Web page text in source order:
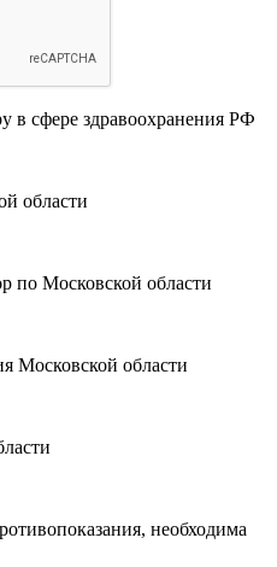
в сфере здравоохранения РФ
области
по Московской области
Московской области
необходима